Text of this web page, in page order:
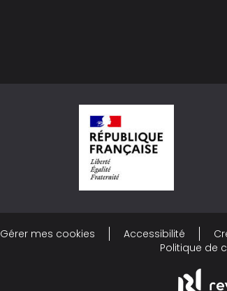
Gérer mes cookies Accessibilité
Politique de